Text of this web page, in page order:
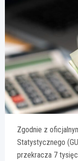
Zgodnie z
Statystycznego
przekracza 7